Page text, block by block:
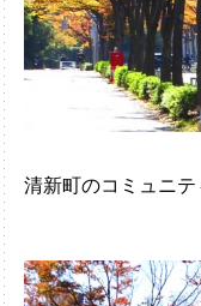
清新町のコミュニテ